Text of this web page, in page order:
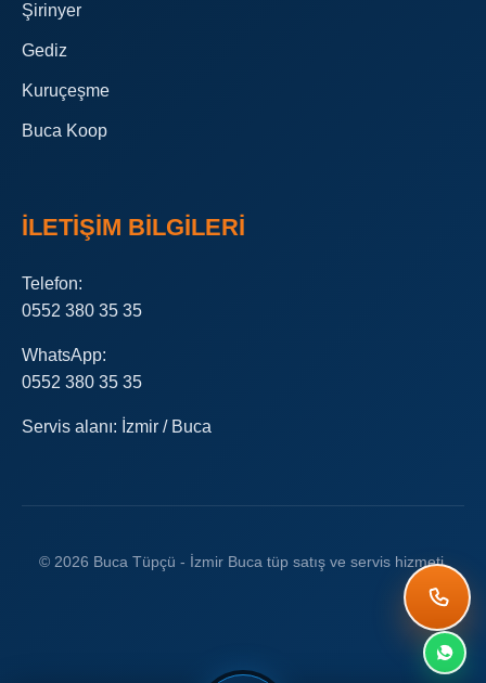
Şirinyer
Gediz
Kuruçeşme
Buca Koop
İLETIŞIM BILGILERI
Telefon:
0552 380 35 35
WhatsApp:
0552 380 35 35
Servis alanı: İzmir / Buca
© 2026 Buca Tüpçü - İzmir Buca tüp satış ve servis hizmeti.